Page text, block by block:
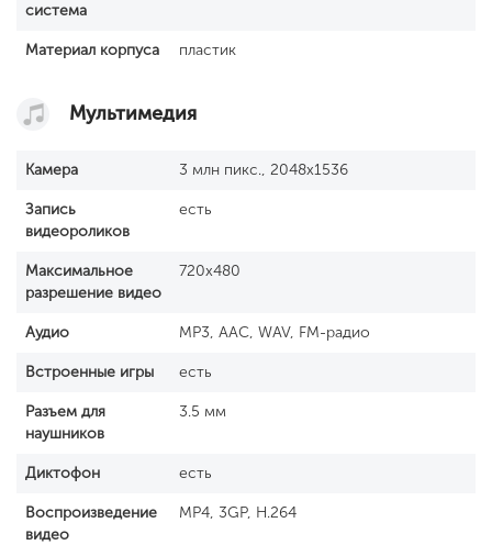
система
Материал корпуса пластик
Мультимедия
Камера 3 млн пикс., 2048x1536
Запись
видеороликов
есть
Максимальное
разрешение видео
720x480
Аудио MP3, AAC, WAV, FM-радио
Встроенные игры есть
Разъем для
наушников
3.5 мм
Диктофон есть
Воспроизведение
видео
MP4, 3GP, H.264